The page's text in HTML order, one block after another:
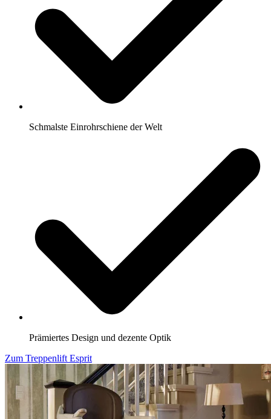
Schmalste Einrohrschiene der Welt
Prämiertes Design und dezente Optik
Zum Treppenlift Esprit